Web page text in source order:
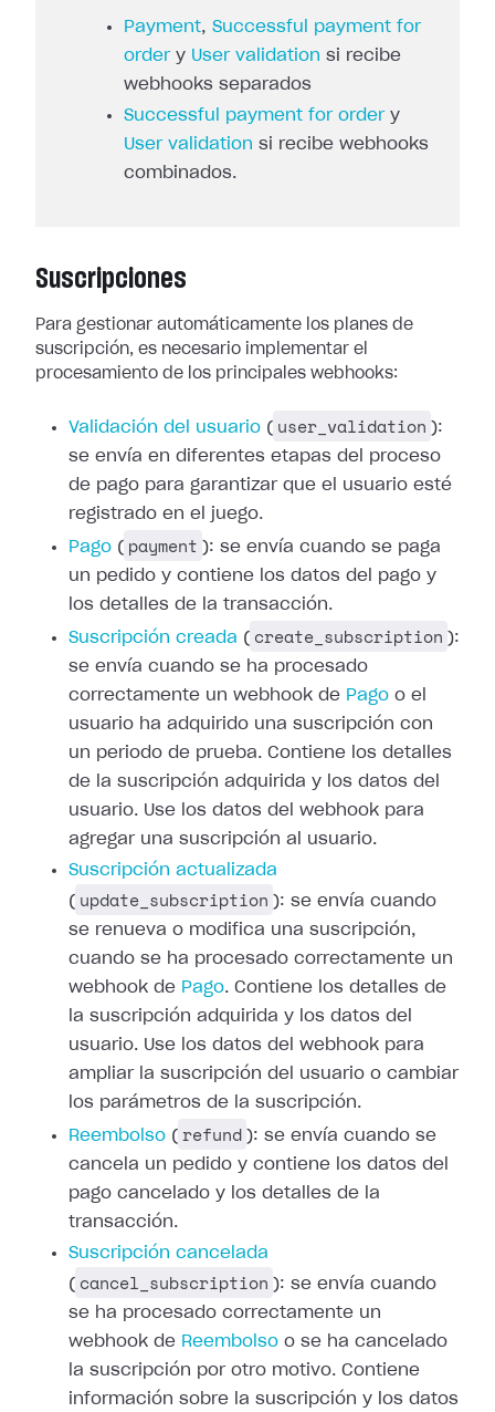
Payment, Successful payment for
ordery User validation si recibe
webhooks separados
Successful payment for ordery
User validation si recibe webhooks
combinados.
Suscripciones
Para gestionar automáticamente los planes de
suscripción, es necesario
implementar el
procesamiento de los principales webhooks:
Validación del usuario ( user_validation ):
se envía en diferentes etapas del proceso
de pago para garantizar que el usuario esté
registrado en el juego.
Pago ( payment ): se envía cuando se paga
un pedido y contiene los datos del pago y
los detalles de la transacción.
Suscripción creada ( create_subscription ):
se envía cuando se ha procesado
correctamente un webhook de Pago o el
usuario ha adquirido una suscripción con
un periodo de prueba. Contiene los detalles
de la suscripción adquirida y los datos del
usuario. Use los datos del webhook para
agregar una suscripción al usuario.
Suscripción actualizada
( update_subscription ): se envía cuando
se renueva o modifica una suscripción,
cuando se ha procesado correctamente un
webhook de Pago. Contiene los detalles de
la suscripción adquirida y los datos del
usuario. Use los datos del webhook para
ampliar la suscripción del usuario o cambiar
los parámetros de la suscripción.
Reembolso ( refund ): se envía cuando se
cancela un pedido y contiene los datos del
pago cancelado y los detalles de la
transacción.
Suscripción cancelada
( cancel_subscription ): se envía cuando
se ha procesado correctamente un
webhook de Reembolso o se ha cancelado
la suscripción por otro motivo. Contiene
información sobre la suscripción y los datos